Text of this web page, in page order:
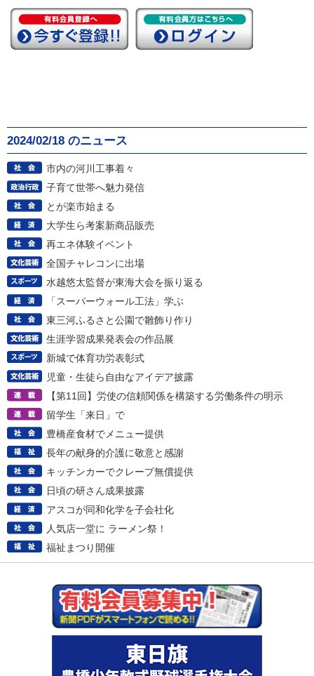
2024/02/18 のニュース
市内の河川工事着々
子育て世帯へ魅力発信
とが楽市始まる
大学生ら考案新商品販売
再エネ体験イベント
全国チャレコンに出場
水越悠太監督が東海大会を振り返る
「スーパーウォール工法」学ぶ
東三河ふるさと公園で雛飾り作り
生涯学習成果発表会の作品展
新城で体育功労表彰式
児童・生徒ら自由なアイデア披露
【第11回】労使の信頼関係を構築する労働条件の明示
留学生「来日」で
豊橋産食材でメニュー提供
長年の献身的介護に敬意と感謝
キッチンカーでクレープ無償提供
日頃の研さん成果披露
アスコが同和化学を子会社化
人気店一堂に ラーメン祭！
福祉まつり開催